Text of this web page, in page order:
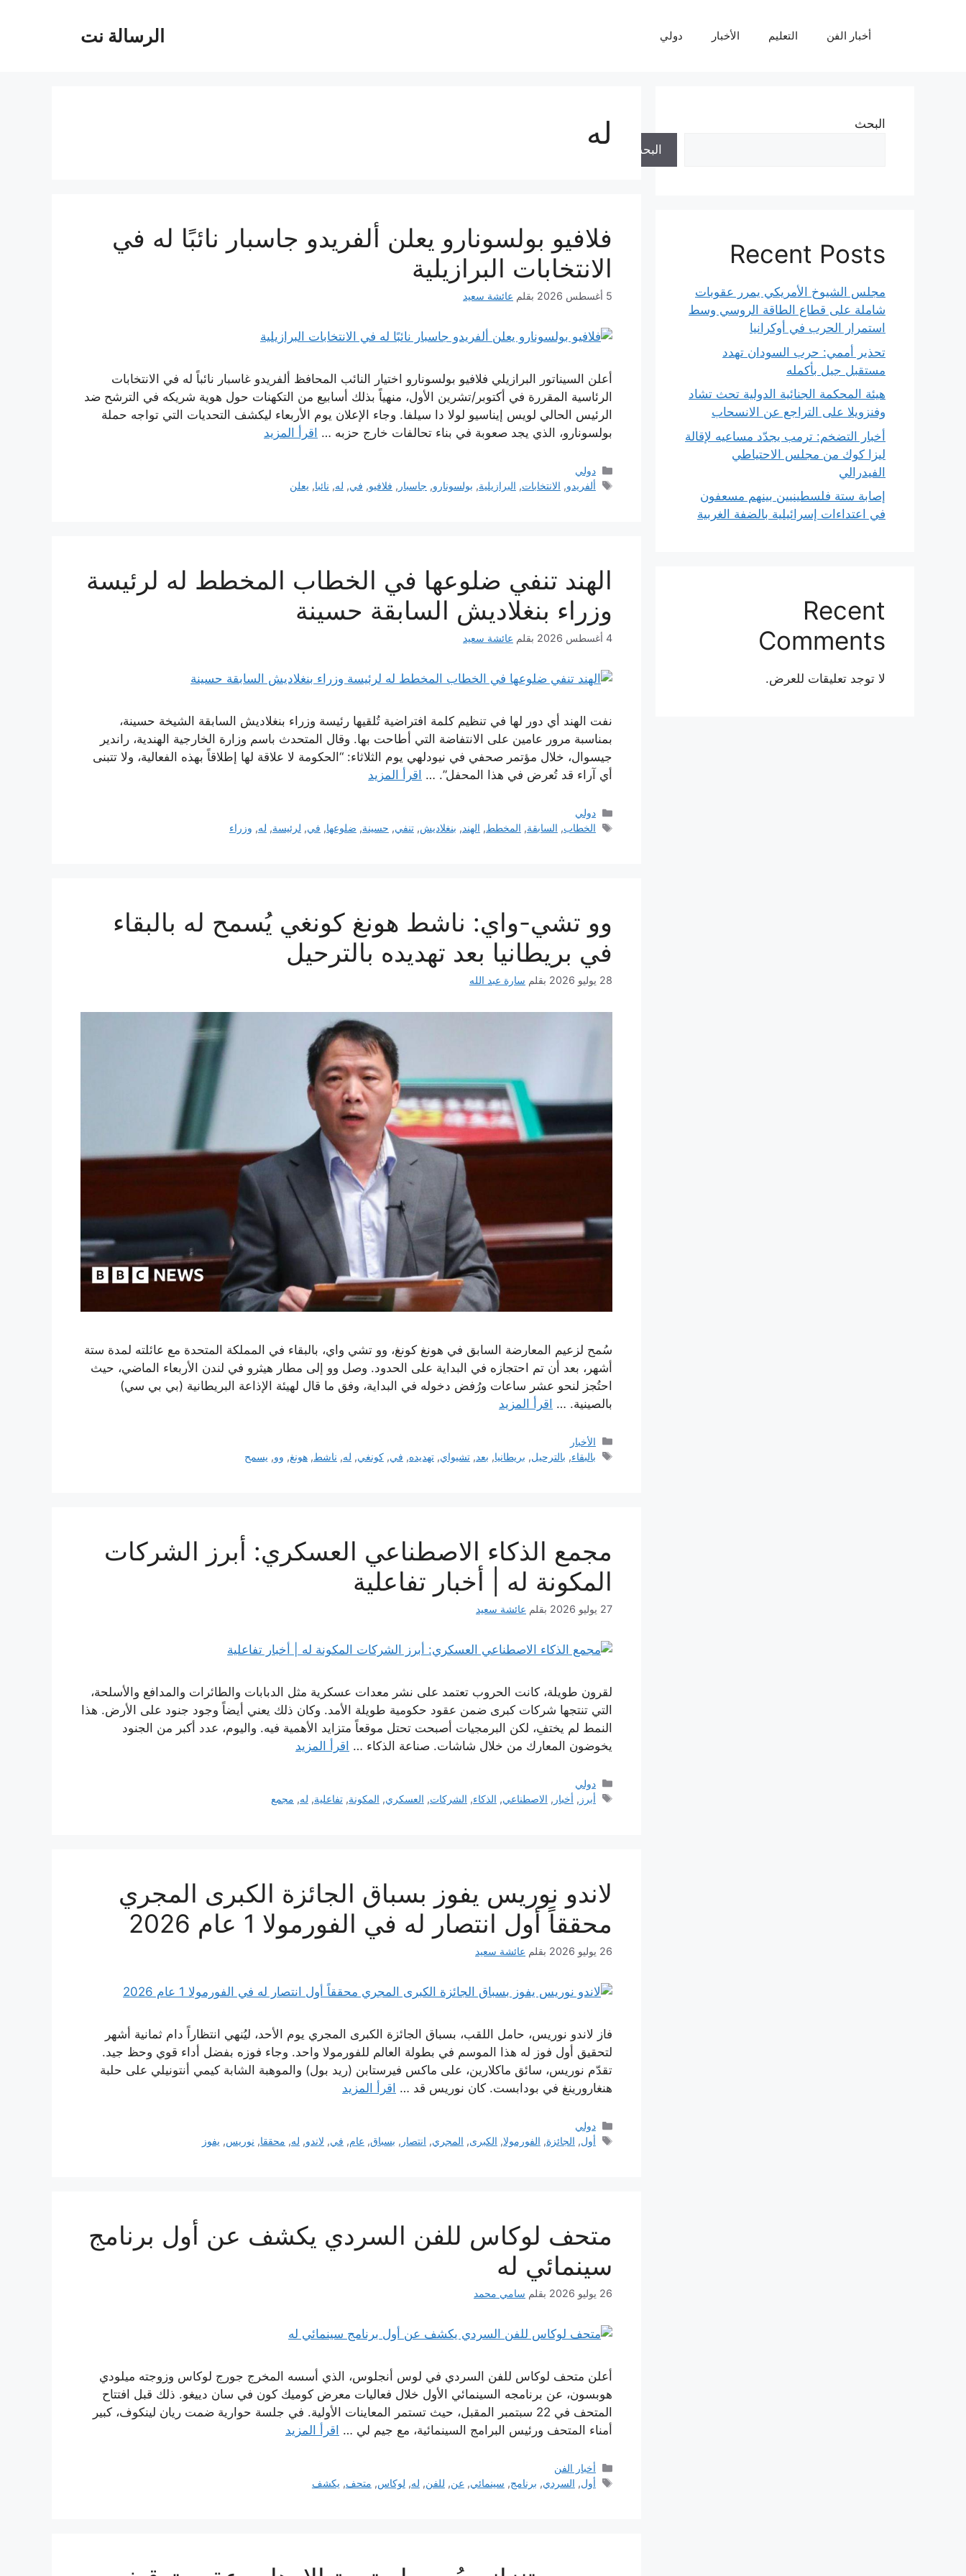
الرسالة نت أخبار الفن التعليم الأخبار دولي
له
فلافيو بولسونارو يعلن ألفريدو جاسبار نائبًا له في
الانتخابات البرازيلية
5 أغسطس 2026 بقلم عائشة سعيد
أعلن السيناتور البرازيلي فلافيو بولسونارو اختيار النائب المحافظ ألفريدو غاسبار نائباً له في الانتخابات
الرئاسية المقررة في أكتوبر/تشرين الأول، منهياً بذلك أسابيع من التكهنات حول هوية شريكه في الترشح ضد
الرئيس الحالي لويس إيناسيو لولا دا سيلفا. وجاء الإعلان يوم الأربعاء ليكشف التحديات التي تواجه حملة
بولسونارو، الذي يجد صعوبة في بناء تحالفات خارج حزبه … اقرأ المزيد
التصنيفات
دولي
الوسوم
ألفريدو, الانتخابات, البرازيلية, بولسونارو, جاسبار , فلافيو, في, له, نائبا, يعلن
الهند تنفي ضلوعها في الخطاب المخطط له لرئيسة
وزراء بنغلاديش السابقة حسينة
4 أغسطس 2026 بقلم عائشة سعيد
نفت الهند أي دور لها في تنظيم كلمة افتراضية تُلقيها رئيسة وزراء بنغلاديش السابقة الشيخة حسينة،
بمناسبة مرور عامين على الانتفاضة التي أطاحت بها. وقال المتحدث باسم وزارة الخارجية الهندية، راندير
جيسوال، خلال مؤتمر صحفي في نيودلهي يوم الثلاثاء: “الحكومة لا علاقة لها إطلاقاً بهذه الفعالية، ولا تتبنى
أي آراء قد تُعرض في هذا المحفل”. … اقرأ المزيد
التصنيفات
دولي
الوسوم
الخطاب, السابقة, المخطط, الهند, بنغلاديش,تنفي, حسينة, ضلوعها, في, لرئيسة, له, وزراء
وو تشي-واي: ناشط هونغ كونغي يُسمح له بالبقاء
في بريطانيا بعد تهديده بالترحيل
28 يوليو 2026 بقلم سارة عبد الله
سُمح لزعيم المعارضة السابق في هونغ كونغ، وو تشي واي، بالبقاء في المملكة المتحدة مع عائلته لمدة ستة
أشهر، بعد أن تم احتجازه في البداية على الحدود. وصل وو إلى مطار هيثرو في لندن الأربعاء الماضي، حيث
احتُجز لنحو عشر ساعات ورُفض دخوله في البداية، وفق ما قال لهيئة الإذاعة البريطانية (بي بي سي)
بالصينية. … اقرأ المزيد
التصنيفات
الأخبار
الوسوم
بالبقاء, بالترحيل, بريطانيا, بعد,تشيواي,تهديده, في,كونغي, له, ناشط,هونغ, وو, يسمح
مجمع الذكاء الاصطناعي العسكري: أبرز الشركات
المكونة له | أخبار تفاعلية
27 يوليو 2026 بقلم عائشة سعيد
لقرون طويلة، كانت الحروب تعتمد على نشر معدات عسكرية مثل الدبابات والطائرات والمدافع والأسلحة،
التي تنتجها شركات كبرى ضمن عقود حكومية طويلة الأمد. وكان ذلك يعني أيضاً وجود جنود على الأرض. هذا
النمط لم يختفِ، لكن البرمجيات أصبحت تحتل موقعاً متزايد الأهمية فيه. واليوم، عدد أكبر من الجنود
يخوضون المعارك من خلال شاشات. صناعة الذكاء … اقرأ المزيد
التصنيفات
دولي
الوسوم
أبرز , أخبار , الاصطناعي, الذكاء, الشركات, العسكري, المكونة,تفاعلية, له, مجمع
لاندو نوريس يفوز بسباق الجائزة الكبرى المجري
محققاً أول انتصار له في الفورمولا 1 عام 2026
26 يوليو 2026 بقلم عائشة سعيد
فاز لاندو نوريس، حامل اللقب، بسباق الجائزة الكبرى المجري يوم الأحد، ليُنهي انتظاراً دام ثمانية أشهر
لتحقيق أول فوز له هذا الموسم في بطولة العالم للفورمولا واحد. وجاء فوزه بفضل أداء قوي وحظ جيد.
تقدّم نوريس، سائق ماكلارين، على ماكس فيرستابن (ريد بول) والموهبة الشابة كيمي أنتونيلي على حلبة
هنغارورينغ في بودابست. كان نوريس قد … اقرأ المزيد
التصنيفات
دولي
الوسوم
أول, الجائزة, الفورمولا, الكبرى, المجري, انتصار , بسباق, عام, في, لاندو, له, محققا, نوريس, يفوز
متحف لوكاس للفن السردي يكشف عن أول برنامج
سينمائي له
26 يوليو 2026 بقلم سامي محمد
أعلن متحف لوكاس للفن السردي في لوس أنجلوس، الذي أسسه المخرج جورج لوكاس وزوجته ميلودي
هوبسون، عن برنامجه السينمائي الأول خلال فعاليات معرض كوميك كون في سان دييغو. ذلك قبل افتتاح
المتحف في 22 سبتمبر المقبل، حيث تستمر المعاينات الأولية. في جلسة حوارية ضمت ريان لينكوف، كبير
أمناء المتحف ورئيس البرامج السينمائية، مع جيم لي … اقرأ المزيد
التصنيفات
أخبار الفن
الوسوم
أول, السردي, برنامج, سينمائي, عن, للفن, له, لوكاس, متحف, يكشف
البحث
البحث
Recent Posts
مجلس الشيوخ الأمريكي يمرر عقوبات
شاملة على قطاع الطاقة الروسي وسط
استمرار الحرب في أوكرانيا
تحذير أممي: حرب السودان تهدد
مستقبل جيل بأكمله
هيئة المحكمة الجنائية الدولية تحث تشاد
وفنزويلا على التراجع عن الانسحاب
أخبار التضخم: ترمب يجدّد مساعيه لإقالة
ليزا كوك من مجلس الاحتياطي
الفيدرالي
إصابة ستة فلسطينيين بينهم مسعفون
في اعتداءات إسرائيلية بالضفة الغربية
Recent
Comments
لا توجد تعليقات للعرض.